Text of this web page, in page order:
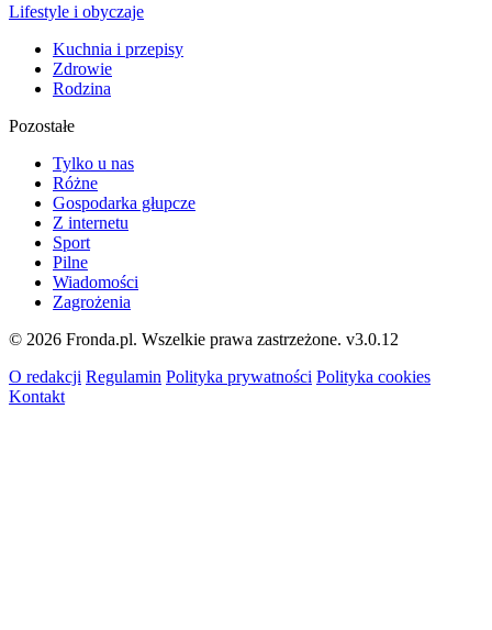
Lifestyle i obyczaje
Kuchnia i przepisy
Zdrowie
Rodzina
Pozostałe
Tylko u nas
Różne
Gospodarka głupcze
Z internetu
Sport
Pilne
Wiadomości
Zagrożenia
© 2026 Fronda.pl. Wszelkie prawa zastrzeżone. v3.0.12
O redakcji Regulamin Polityka prywatności Polityka cookies
Kontakt